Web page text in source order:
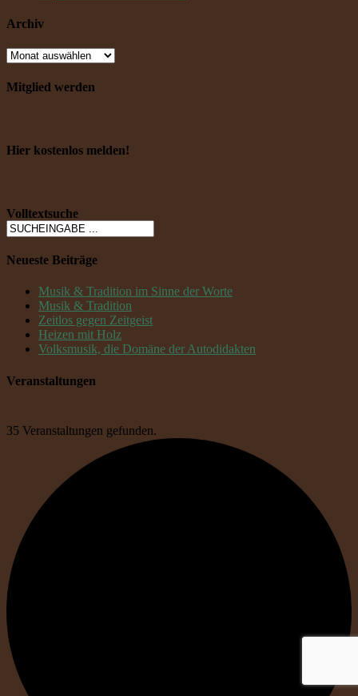
Archiv
Mitglied werden
Hier kostenlos melden!
Volltextsuche
Neueste Beiträge
Musik & Tradition im Sinne der Worte
Musik & Tradition
Zeitlos gegen Zeitgeist
Heizen mit Holz
Volksmusik, die Domäne der Autodidakten
Veranstaltungen
35 Veranstaltungen gefunden.